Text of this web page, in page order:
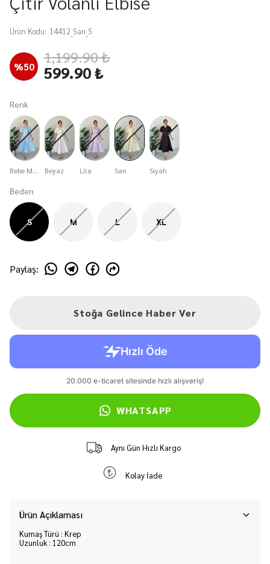
Ürün Kodu: 14412_Sarı_S
%50 1,199.90 ₺
599.90 ₺
Renk
Bebe Mavi Beyaz Lila Sarı Siyah
Beden
S M L XL
Paylaş:
Stoğa Gelince Haber Ver
WHATSAPP
Aynı Gün Hızlı Kargo
Kolay İade
Ürün Açıklaması
Kumaş Türü : Krep
Uzunluk : 120cm